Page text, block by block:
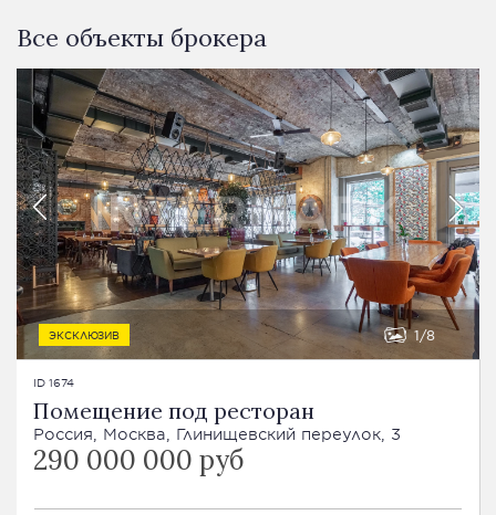
Все объекты брокера
ЭКСКЛЮЗИВ 1 8
ID 1674
Помещение под ресторан
Россия, Москва, Глинищевский переулок, 3
290 000 000 руб